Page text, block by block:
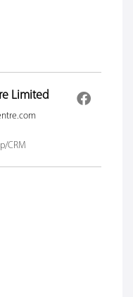
Limited
CRM